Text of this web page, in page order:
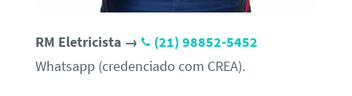
RM Eletricista →
(21) 98852-5452
Whatsapp (credenciado com CREA).